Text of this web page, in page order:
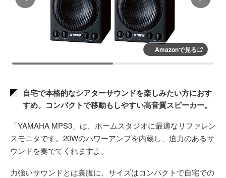
Amazonで見る
自宅で本格的なシアターサウンドを楽しみたい方におす
すめ。コンパクトで移動もしやすい高音質スピーカー。
「YAMAHA MPS3」は、ホームスタジオに最適なリファレン
スモニタです。20Wのパワーアンプを内蔵し、迫力のあるサ
ウンドを奏でてくれますよ。
力強いサウンドとは裏腹に、サイズはコンパクトで自宅での